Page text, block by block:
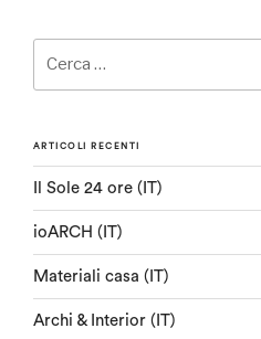
ARTICOLI RECENTI
Il Sole 24 ore (IT)
ioARCH (IT)
Materiali casa (IT)
Archi & Interior (IT)